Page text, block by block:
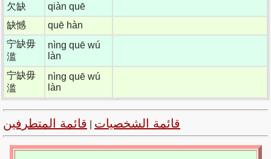
欠缺
qiàn quē
缺憾
quē hàn
宁缺毋
滥
nìng quē wú
làn
宁缺毋
滥
nìng quē wú
làn
قائمة الشخصيات قائمة المتطرفين